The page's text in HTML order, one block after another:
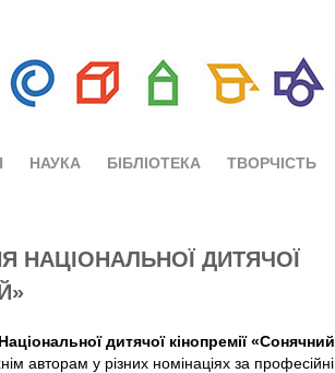
НАУКА БІБЛІОТЕКА ТВОРЧІСТЬ
НАЦІОНАЛЬНОЇ ДИТЯЧОЇ
Національної дитячої кінопремії «Сонячний
авторам у різних номінаціях за професійні